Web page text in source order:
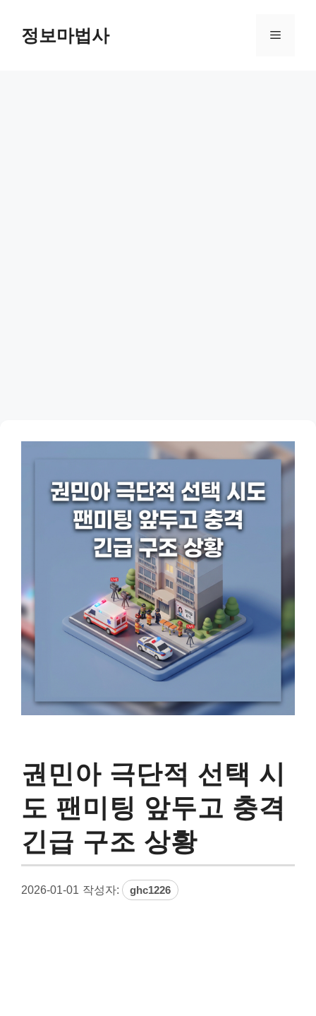
정보마법사 메
권민아 극단적 선택 시
도 팬미팅 앞두고 충격
긴급 구조 상황
2026-01-01 작성자: ghc1226